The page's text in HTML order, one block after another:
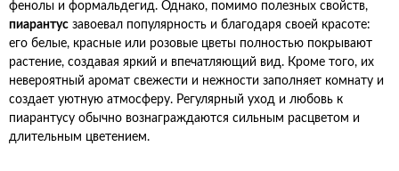
фенолы и формальдегид. Однако, помимо полезных свойств,
пиарантус завоевал популярность и благодаря своей красоте:
его белые, красные или розовые цветы полностью покрывают
растение, создавая яркий и впечатляющий вид. Кроме того, их
невероятный аромат свежести и нежности заполняет комнату и
создает уютную атмосферу. Регулярный уход и любовь к
пиарантусу обычно вознаграждаются сильным расцветом и
длительным цветением.